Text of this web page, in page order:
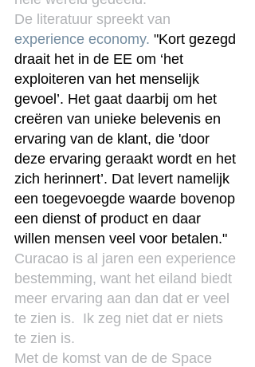
De literatuur spreekt van
experience economy. "Kort gezegd
draait het in de EE om ‘het
exploiteren van het menselijk
gevoel’. Het gaat daarbij om het
creëren van unieke belevenis en
ervaring van de klant, die 'door
deze ervaring geraakt wordt en het
zich herinnert’. Dat levert namelijk
een toegevoegde waarde bovenop
een dienst of product en daar
willen mensen veel voor betalen."
Curacao is al jaren een experience
bestemming, want het eiland biedt
meer ervaring aan dan dat er veel
te zien is.  Ik zeg niet dat er niets
te zien is.
Met de komst van de de Space